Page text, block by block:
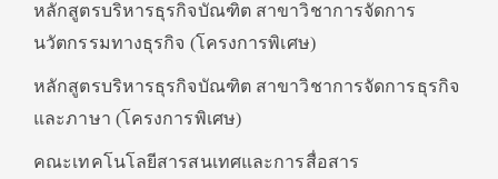
หลักสูตรบริหารธุรกิจบัณฑิต สาขาวิชาการจัดการ
นวัตกรรมทางธุรกิจ (โครงการพิเศษ)
หลักสูตรบริหารธุรกิจบัณฑิต สาขาวิชาการจัดการธุรกิจ
และภาษา (โครงการพิเศษ)
คณะเทคโนโลยีสารสนเทศและการสื่อสาร